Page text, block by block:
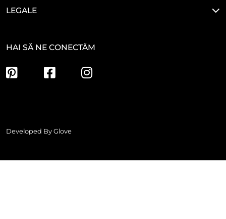
LEGALE
HAI SĂ NE CONECTĂM
Developed By Glove